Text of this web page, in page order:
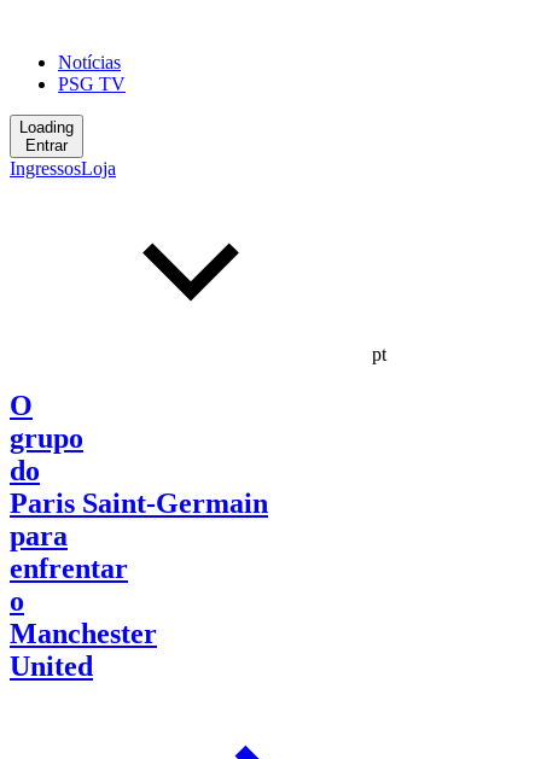
Notícias
PSG TV
Loading
Entrar
IngressosLoja
pt
O
grupo
do
Paris Saint-Germain
para
enfrentar
o
Manchester
United